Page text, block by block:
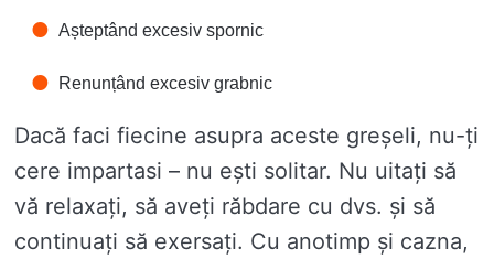
Așteptând excesiv spornic
Renunțând excesiv grabnic
Dacă faci fiecine asupra aceste greșeli, nu-ți
cere impartasi – nu ești solitar. Nu uitați să
vă relaxați, să aveți răbdare cu dvs. și să
continuați să exersați. Cu anotimp și cazna,